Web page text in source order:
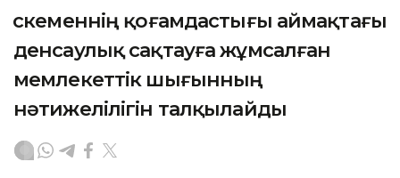
Өскеменнің қоғамдастығы аймақтағы
денсаулық сақтауға жұмсалған
мемлекеттік шығынның
нәтижелілігін талқылайды